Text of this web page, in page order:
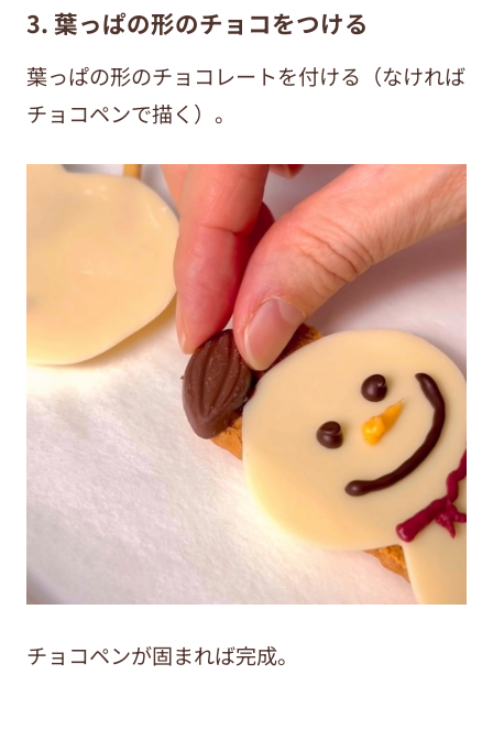
3. 葉っぱの形のチョコをつける
葉っぱの形のチョコレートを付ける（なければ
チョコペンで描く）。
チョコペンが固まれば完成。